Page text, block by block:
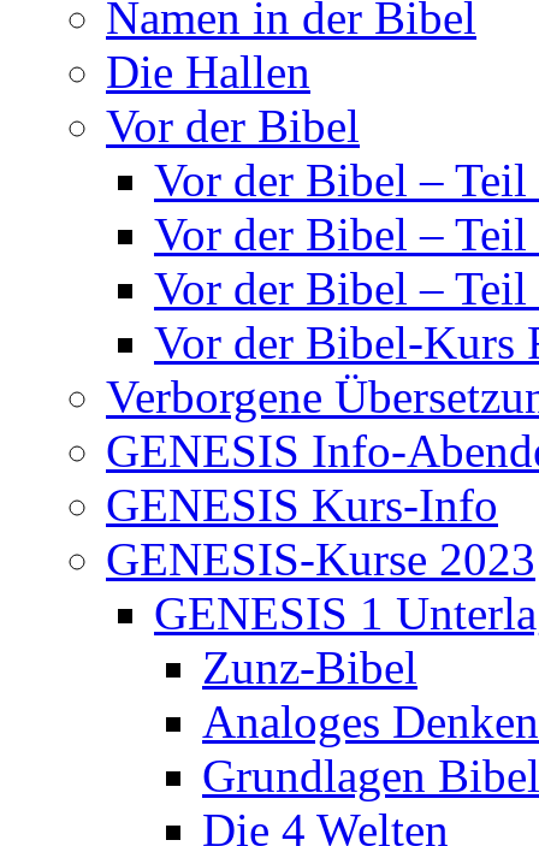
Namen in der Bibel
Die Hallen
Vor der Bibel
Vor der Bibel – Teil
Vor der Bibel – Teil
Vor der Bibel – Teil
Vor der Bibel-Kurs
Verborgene
GENESIS Info-
GENESIS Kurs-Info
GENESIS-Kurse 2023
GENESIS 1
Zunz-Bibel
Analoges Denken
Grundlagen Bibel
Die 4 Welten